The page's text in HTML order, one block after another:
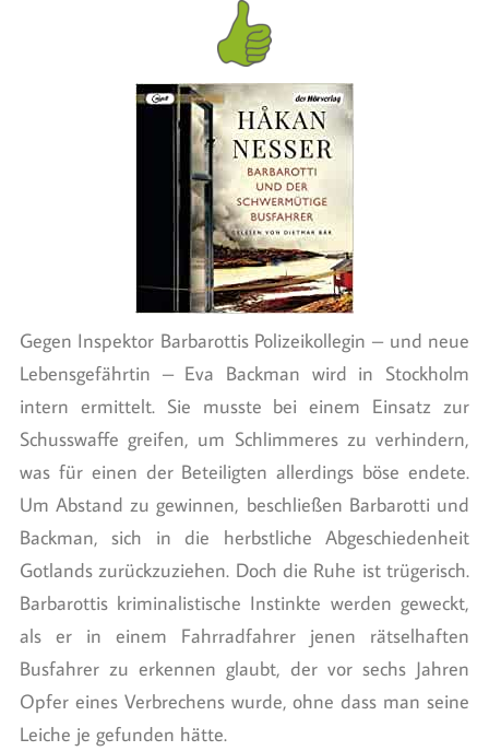
Gegen Inspektor Barbarottis Polizeikollegin – und neue
Lebensgefährtin – Eva Backman wird in Stockholm
intern ermittelt. Sie musste bei einem Einsatz zur
Schusswaffe greifen, um Schlimmeres zu verhindern,
was für einen der Beteiligten allerdings böse endete.
Um Abstand zu gewinnen, beschließen Barbarotti und
Backman, sich in die herbstliche Abgeschiedenheit
Gotlands zurückzuziehen. Doch die Ruhe ist trügerisch.
Barbarottis kriminalistische Instinkte werden geweckt,
als er in einem Fahrradfahrer jenen rätselhaften
Busfahrer zu erkennen glaubt, der vor sechs Jahren
Opfer eines Verbrechens wurde, ohne dass man seine
Leiche je gefunden hätte.